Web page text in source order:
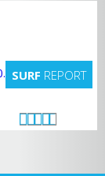
SURF REPORT